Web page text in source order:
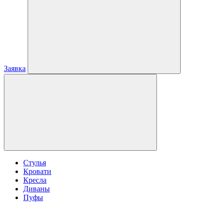
Заявка
Стулья
Кровати
Кресла
Диваны
Пуфы